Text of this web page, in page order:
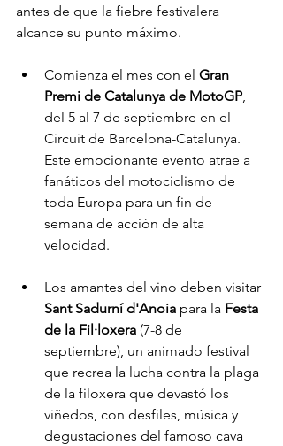
antes de que la fiebre festivalera
alcance su punto máximo.
Comienza el mes con el Gran
Premi de Catalunya de MotoGP,
del 5 al 7 de septiembre en el
Circuit de Barcelona-Catalunya.
Este emocionante evento atrae a
fanáticos del motociclismo de
toda Europa para un fin de
semana de acción de alta
velocidad.
Los amantes del vino deben visitar
Sant Sadurní d'Anoia para la Festa
de la Fil·loxera (7-8 de
septiembre), un animado festival
que recrea la lucha contra la plaga
de la filoxera que devastó los
viñedos, con desfiles, música y
degustaciones del famoso cava